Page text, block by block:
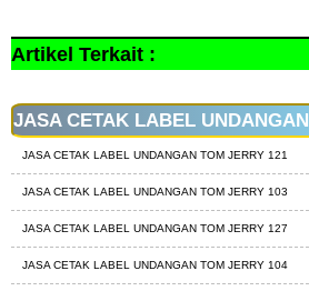
Artikel Terkait :
JASA CETAK LABEL UNDANGAN
JASA CETAK LABEL UNDANGAN TOM JERRY 121
JASA CETAK LABEL UNDANGAN TOM JERRY 103
JASA CETAK LABEL UNDANGAN TOM JERRY 127
JASA CETAK LABEL UNDANGAN TOM JERRY 104